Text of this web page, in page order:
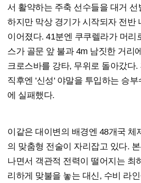
서 활약하는 주축 선수들을 대거 선
하지만 막상 경기가 시작되자 전반
이어졌다. 41분엔 쿠쿠렐라가 머리
스가 골문 앞 불과 4m 남짓한 거리
크로스바를 강타, 무위로 돌아갔다.
직후엔 '신성' 야말을 투입하는 승
에 실패했다.
이같은 대이변의 배경엔 48개국 체
의 맞춤형 전술이 자리잡고 있다.
나면서 객관적 전력이 떨어지는 최
리하게 맞불을 놓는 대신, 수비 라